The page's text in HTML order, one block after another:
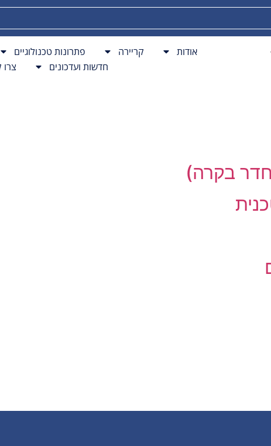
פתרונות BPO חדשות ועדכונים צרו קשר
אודות קריירה פתרונות טכנולוגיים
חדשות ועדכונים